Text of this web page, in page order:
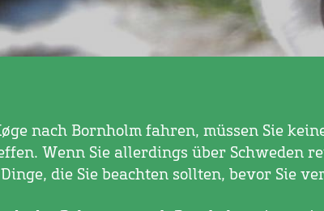
nach Bornholm fahren, müssen Sie
Wenn Sie allerdings über Schweden
die Sie beachten sollten, bevor Sie